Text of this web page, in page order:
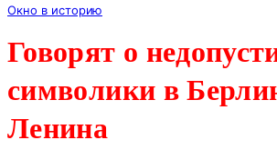
Окно в историю
Говорят о
символики в
Ленина